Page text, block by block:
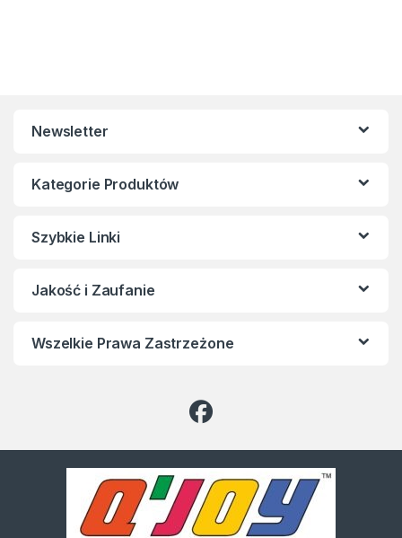
Newsletter
Kategorie Produktów
Szybkie Linki
Jakość i Zaufanie
Wszelkie Prawa Zastrzeżone